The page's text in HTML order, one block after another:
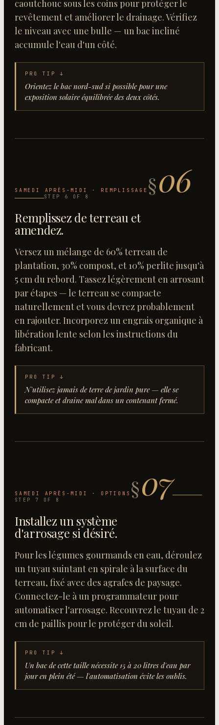
caoutchouc sous les coins pour protéger le
revêtement et améliorer le drainage. Vérifiez
le niveau avec une bulle — un bac incliné
accumule l'eau d'un côté.
PRO TIP ↓
Orientez le bac nord-sud si possible pour une
exposition solaire équilibrée des deux côtés.
SAMEDI APRÈS-MIDI · REMPLISSAGE §06
STEP 6 OF 8
Remplissez de terreau et
amendez.
Versez un mélange de 60% terreau de
plantation, 30% compost, et 10% perlite jusqu'à
5 cm du rebord. Tassez légèrement en arrosant
par étapes — le terreau se compacte
naturellement et vous devrez probablement
en rajouter. Incorporez un engrais organique à
libération lente selon les instructions du
fabricant.
PRO TIP ↓
N'utilisez jamais de terre de jardin pure — elle se
compacte et draine mal dans un contenant fermé.
SAMEDI APRÈS-MIDI · OPTIONS §07
STEP 7 OF 8
Installez un système
d'arrosage si désiré.
Pour les légumes gourmands en eau, déroulez
un tuyau suintant en spirale à la surface du
terreau, fixé avec des agrafes de paysage.
Connectez-le à un programmateur pour
automatiser l'arrosage. Recouvrez le tuyau de 2
cm de paillis pour le protéger du soleil.
PRO TIP ↓
Un bac de cette taille nécessite 15 à 20 litres d'eau par
jour en plein été — l'automatisation évite les oublis.